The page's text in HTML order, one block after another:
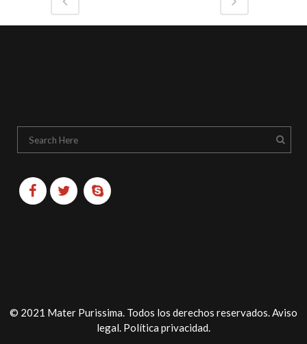
© 2021 Mater Purissima. Todos los derechos reservados.Aviso
legal. Política privacidad.